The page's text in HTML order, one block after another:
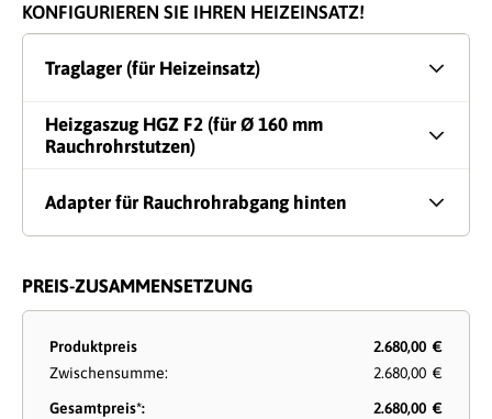
KONFIGURIEREN SIE IHREN HEIZEINSATZ!
Traglager (für Heizeinsatz)
Heizgaszug HGZ F2 (für Ø 160 mm
Rauchrohrstutzen)
Adapter für Rauchrohrabgang hinten
PREIS-ZUSAMMENSETZUNG
Produktpreis
2.680,00 €
Zwischensumme:
2.680,00 €
Gesamtpreis*:
2.680,00 €